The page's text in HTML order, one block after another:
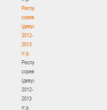
Республиканские
соревнования
(девушки)
2012-
2013
гг.р.
Республиканские
соревнования
(девушки)
2012-
2013
гг.р.